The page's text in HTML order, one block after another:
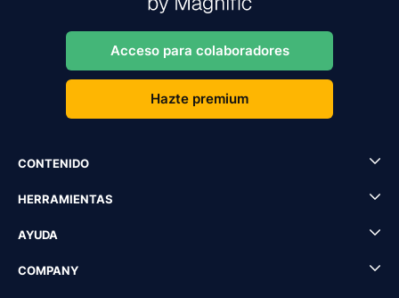
Acceso para colaboradores
Hazte premium
CONTENIDO
HERRAMIENTAS
AYUDA
COMPANY